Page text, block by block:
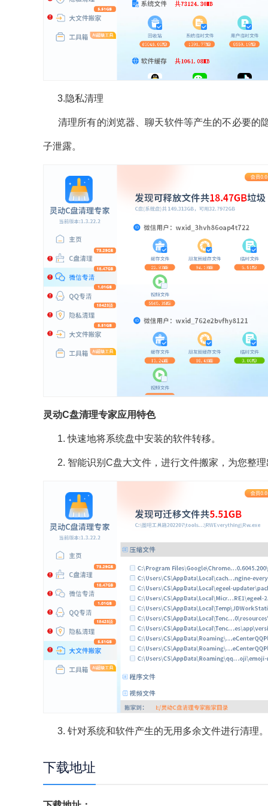
3.隐私清理
清理所有的浏览器、聊天软件等产生的不必要的
子泄露。
灵动C盘清理专家应用特色
1. 快速地将系统盘中安装的软件转移。
2. 智能识别C盘大文件，进行文件搬家，为您整理
3. 针对系统和软件产生的无用多余文件进行清理。
下载地址